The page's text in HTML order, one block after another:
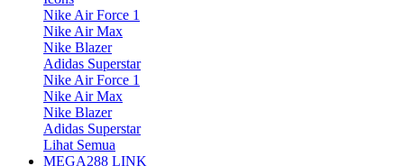
Nike Air Force 1
Nike Air Max
Nike Blazer
Adidas Superstar
Nike Air Force 1
Nike Air Max
Nike Blazer
Adidas Superstar
Lihat Semua
MEGA288 LINK